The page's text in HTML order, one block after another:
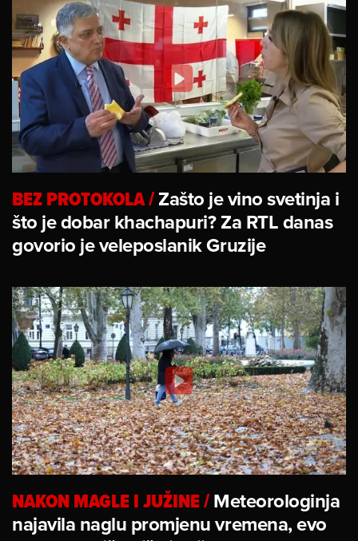
BEZ PROTOKOLA/Zašto je vino svetinja i
što je dobar khachapuri? Za RTL danas
govorio je veleposlanik Gruzije
NAKON MAGLE I JUŽINE/Meteorologinja
najavila naglu promjenu vremena, evo